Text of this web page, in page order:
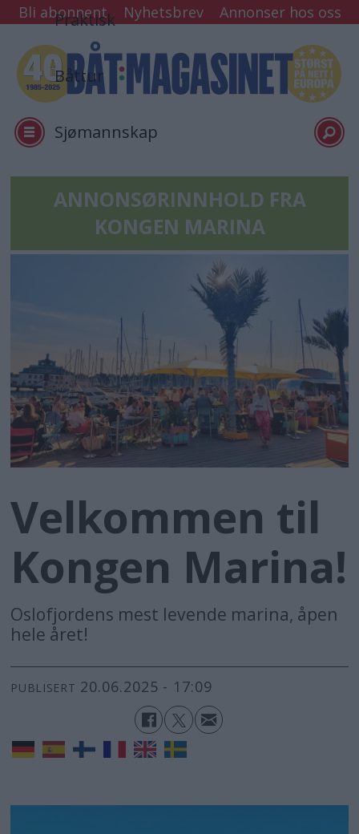
Bli abonnent Nyhetsbrev Annonser hos oss
Praktisk
Båttur
Sjømannskap
Tester
ANNONSØRINNHOLD FRA
KONGEN MARINA
Velkommen til
Kongen Marina!
Oslofjordens mest levende marina, åpen
hele året!
PUBLISERT 20.06.2025 - 17:09